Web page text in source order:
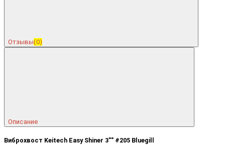
Отзывы(0)
Описание
Виброхвост Keitech Easy Shiner 3"" #205 Bluegill